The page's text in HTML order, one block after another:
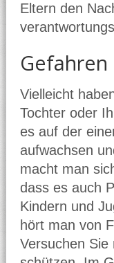
Eltern den
Vielleicht
Tochter oder
es auf der
aufwachsen
macht man
dass es auch
Kindern und
hört man von
Versuchen